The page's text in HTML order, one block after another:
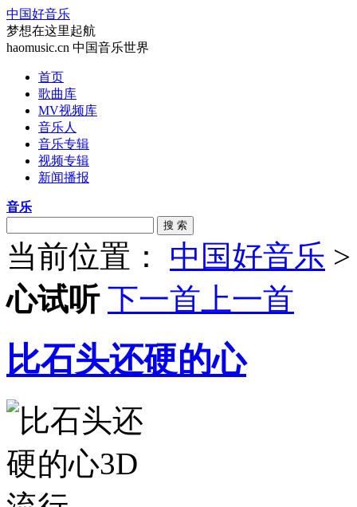
中国好音乐
梦想在这里起航
haomusic.cn 中国音乐世界
首页
歌曲库
MV视频库
音乐人
音乐专辑
视频专辑
新闻播报
音乐
搜 索
当前位置： 中国好音乐
心试听 下一首 上一首
比石头还硬的心